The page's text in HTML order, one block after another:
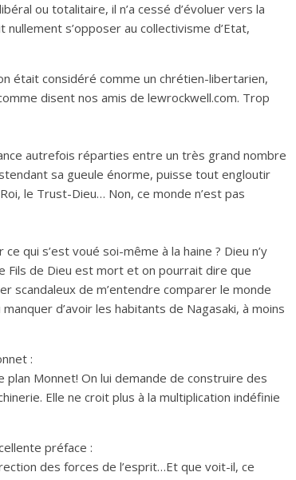
ou totalitaire, il n’a cessé d’évoluer vers la
s’opposer au collectivisme d’Etat,
était considéré comme un chrétien-libertarien,
disent nos amis de lewrockwell.com. Trop
autrefois réparties entre un très grand nombre
sa gueule énorme, puisse tout engloutir
le Trust-Dieu… Non, ce monde n’est pas
qui s’est voué soi-même à la haine ? Dieu n’y
Fils de Dieu est mort et on pourrait dire que
scandaleux de m’entendre comparer le monde
d’avoir les habitants de Nagasaki, à moins
:
plan Monnet! On lui demande de construire des
Elle ne croit plus à la multiplication indéfinie
préface :
des forces de l’esprit…Et que voit-il, ce